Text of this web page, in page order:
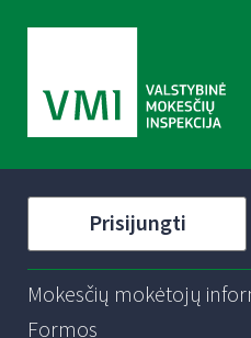
Prisijungti
Mokesčių mokėtojų
Formos